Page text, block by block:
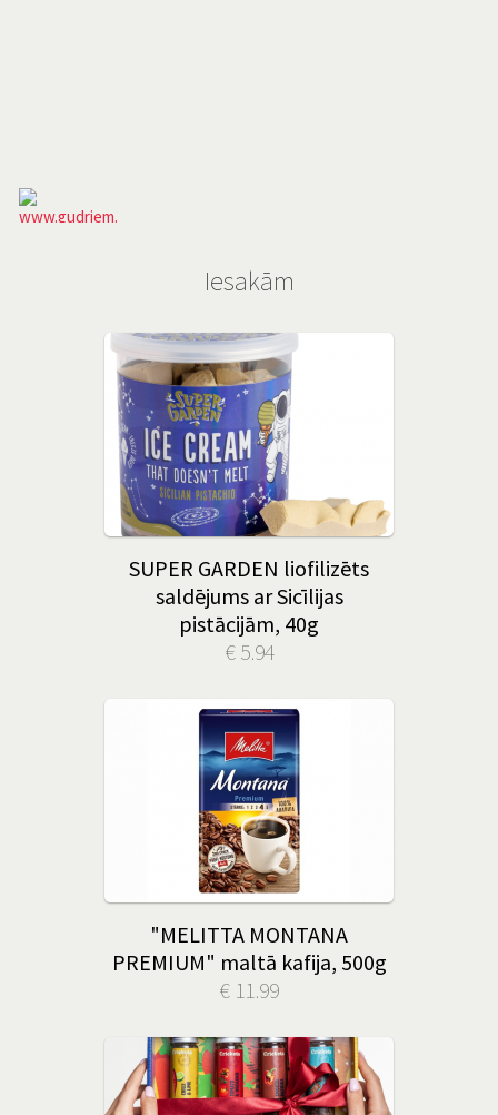
Iesakām
SUPER GARDEN liofilizēts
saldējums ar Sicīlijas
pistācijām, 40g
€ 5.94
"MELITTA MONTANA
PREMIUM" maltā kafija, 500g
€ 11.99